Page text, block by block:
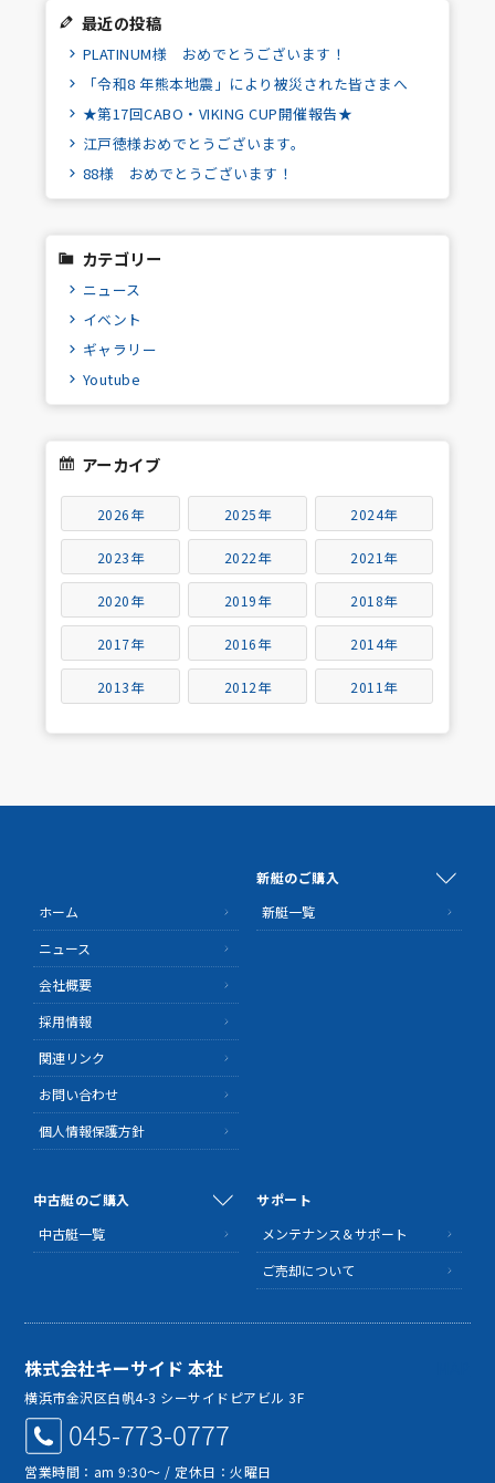
最近の投稿
PLATINUM様 おめでとうございます！
「令和8 年熊本地震」により被災された皆さまへ
★第17回CABO・VIKING CUP開催報告★
江戸徳様おめでとうございます。
88様 おめでとうございます！
カテゴリー
ニュース
イベント
ギャラリー
Youtube
アーカイブ
2026年 2025年 2024年
2023年 2022年 2021年
2020年 2019年 2018年
2017年 2016年 2014年
2013年 2012年 2011年
ホーム
ニュース
会社概要
採用情報
関連リンク
お問い合わせ
個人情報保護方針
新艇のご購入
新艇一覧
中古艇のご購入
中古艇一覧
サポート
メンテナンス＆サポート
ご売却について
株式会社キーサイド 本社
横浜市金沢区白帆4-3 シーサイドピアビル 3F
045-773-0777
営業時間：am 9:30～ / 定休日：火曜日